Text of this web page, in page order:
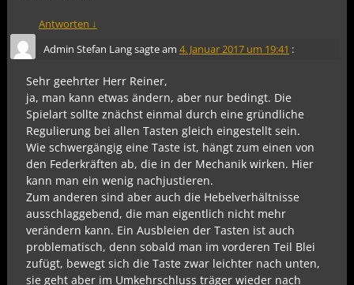
Antworten ↓
Admin Stefan Langsagte am 4. Januar 2017 um 19:41 :
Sehr geehrter Herr Reiner,
ja, man kann etwas ändern, aber nur bedingt. Die
Spielart sollte znächst einmal durch eine gründliche
Regulierung bei allen Tasten gleich eingestellt sein.
Wie schwergängig eine Taste ist, hängt zum einen von
den Federkräften ab, die in der Mechanik wirken. Hier
kann man ein wenig nachjustieren.
Zum anderen sind aber auch die Hebelverhältnisse
ausschlaggebend, die man eigentlich nicht mehr
verändern kann. Ein Ausbleien der Tasten ist auch
problematisch, denn sobald man im vorderen Teil Blei
zufügt, bewegt sich die Taste zwar leichter nach unten,
sie geht aber im Umkehrschluss träger wieder nach